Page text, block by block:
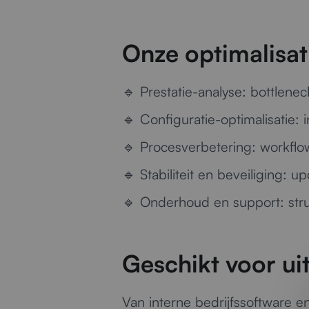
Onze
🔹 Prestatie-analyse:
🔹 Configuratie-optimalisatie:
🔹 Procesverbetering:
🔹 Stabiliteit en beveiliging:
🔹 Onderhoud en support:
Geschikt voor
Van interne bedrijfssoftware